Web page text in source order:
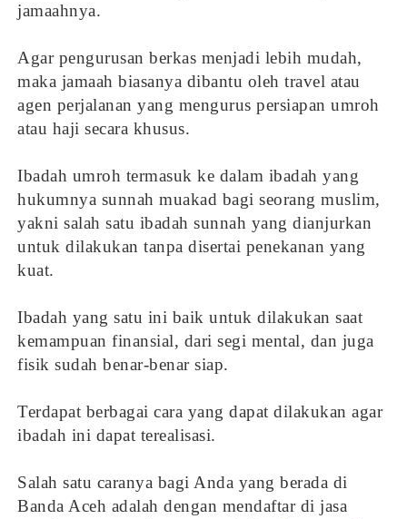
jamaahnya.
Agar pengurusan berkas menjadi lebih mudah,
maka jamaah biasanya dibantu oleh travel atau
agen perjalanan yang mengurus persiapan umroh
atau haji secara khusus.
Ibadah umroh termasuk ke dalam ibadah yang
hukumnya sunnah muakad bagi seorang muslim,
yakni salah satu ibadah sunnah yang dianjurkan
untuk dilakukan tanpa disertai penekanan yang
kuat.
Ibadah yang satu ini baik untuk dilakukan saat
kemampuan finansial, dari segi mental, dan juga
fisik sudah benar-benar siap.
Terdapat berbagai cara yang dapat dilakukan agar
ibadah ini dapat terealisasi.
Salah satu caranya bagi Anda yang berada di
Banda Aceh adalah dengan mendaftar di jasa